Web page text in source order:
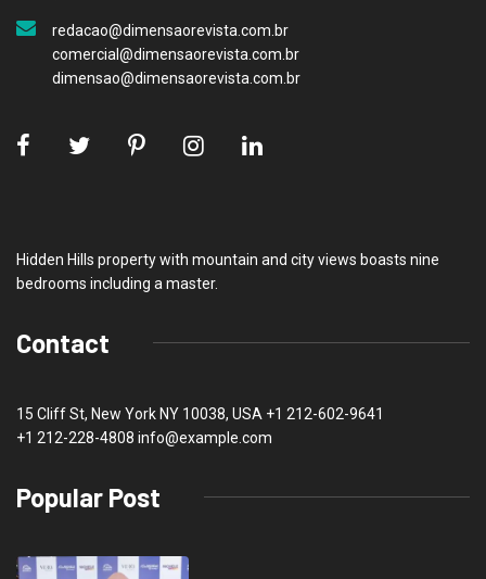
redacao@dimensaorevista.com.br
comercial@dimensaorevista.com.br
dimensao@dimensaorevista.com.br
Hidden Hills property with mountain and city views boasts nine
bedrooms including a master.
Contact
15 Cliff St, New York NY 10038, USA +1 212-602-9641
+1 212-228-4808 info@example.com
Popular Post